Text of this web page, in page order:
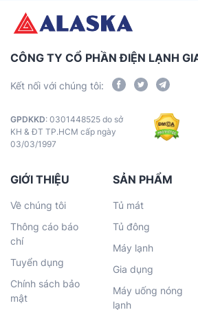
CÔNG TY CỔ PHẦN ĐIỆN LẠNH
Kết nối với chúng tôi:
GPDKKD: 0301448525 do sở
KH & ĐT TP.HCM cấp ngày
03/03/1997
GIỚI THIỆU
Về chúng tôi
Thông cáo báo
chí
Tuyển dụng
Chính sách bảo
mật
SẢN PHẨM
Tủ mát
Tủ đông
Máy lạnh
Gia dụng
Máy uống nóng
lạnh